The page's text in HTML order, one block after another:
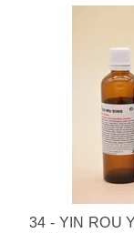
34 - YIN ROU